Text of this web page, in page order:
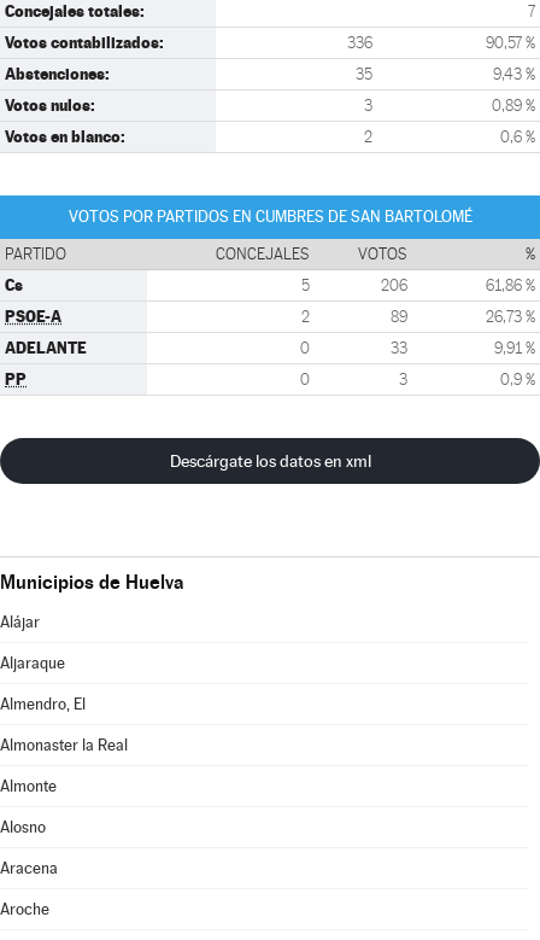
Concejales totales: 7
Votos contabilizados: 336 90,57 %
Abstenciones: 35 9,43 %
Votos nulos: 3 0,89 %
Votos en blanco: 2 0,6 %
VOTOS POR PARTIDOS EN CUMBRES DE SAN BARTOLOMÉ
PARTIDO CONCEJALES VOTOS %
Cs 5 206 61,86 %
PSOE-A 2 89 26,73 %
ADELANTE 0 33 9,91 %
PP 0 3 0,9 %
Descárgate los datos en xml
Municipios de Huelva
Alájar
Aljaraque
Almendro, El
Almonaster la Real
Almonte
Alosno
Aracena
Aroche